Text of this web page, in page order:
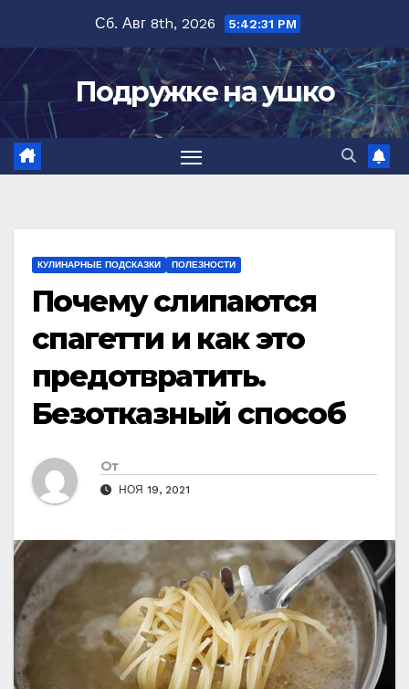
содержимому
Сб. Авг 8th, 2026 5:42:32 PM
Подружке на ушко
КУЛИНАРНЫЕ ПОДСКАЗКИ ПОЛЕЗНОСТИ
Почему слипаются
спагетти и как это
предотвратить.
Безотказный способ
От
НОЯ 19, 2021